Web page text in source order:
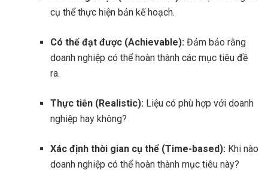
cụ thể thực hiện bản kế hoạch.
Có thể đạt được (Achievable):Đảm bảo rằng
doanh nghiệp có thể hoàn thành các mục tiêu đề
ra.
Thực tiễn (Realistic):Liệu có phù hợp với doanh
nghiệp hay không?
Xác định thời gian cụ thể (Time-based):Khi nào
doanh nghiệp có thể hoàn thành mục tiêu này?